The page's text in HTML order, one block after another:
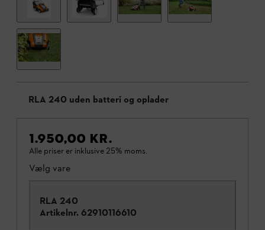
RLA 240 uden batteri og oplader
1.950,00 KR.
Alle priser er inklusive 25% moms.
Vælg vare
RLA 240
Artikelnr. 62910116610